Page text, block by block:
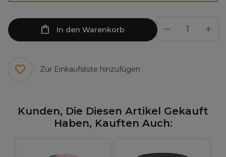
In den Warenkorb
Zur Einkaufsliste hinzufügen
Kunden, Die Diesen Artikel Gekauft
Haben, Kauften Auch: